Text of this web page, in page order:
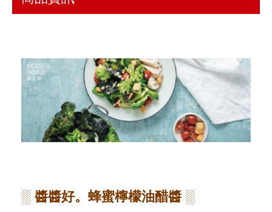
社群
愛飯團FB粉絲團
YouTube
聯絡我們
░ 醬醬好。蜂蜜檸檬油醋醬 ░